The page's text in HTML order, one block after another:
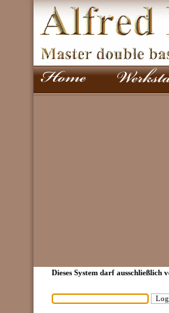
Dieses System darf ausschließlich